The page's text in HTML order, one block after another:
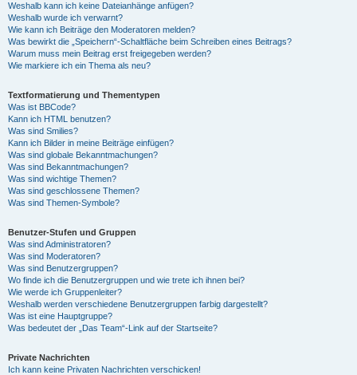
Weshalb kann ich keine Dateianhänge anfügen?
Weshalb wurde ich verwarnt?
Wie kann ich Beiträge den Moderatoren melden?
Was bewirkt die „Speichern“-Schaltfläche beim Schreiben eines Beitrags?
Warum muss mein Beitrag erst freigegeben werden?
Wie markiere ich ein Thema als neu?
Textformatierung und Thementypen
Was ist BBCode?
Kann ich HTML benutzen?
Was sind Smilies?
Kann ich Bilder in meine Beiträge einfügen?
Was sind globale Bekanntmachungen?
Was sind Bekanntmachungen?
Was sind wichtige Themen?
Was sind geschlossene Themen?
Was sind Themen-Symbole?
Benutzer-Stufen und Gruppen
Was sind Administratoren?
Was sind Moderatoren?
Was sind Benutzergruppen?
Wo finde ich die Benutzergruppen und wie trete ich ihnen bei?
Wie werde ich Gruppenleiter?
Weshalb werden verschiedene Benutzergruppen farbig dargestellt?
Was ist eine Hauptgruppe?
Was bedeutet der „Das Team“-Link auf der Startseite?
Private Nachrichten
Ich kann keine Privaten Nachrichten verschicken!